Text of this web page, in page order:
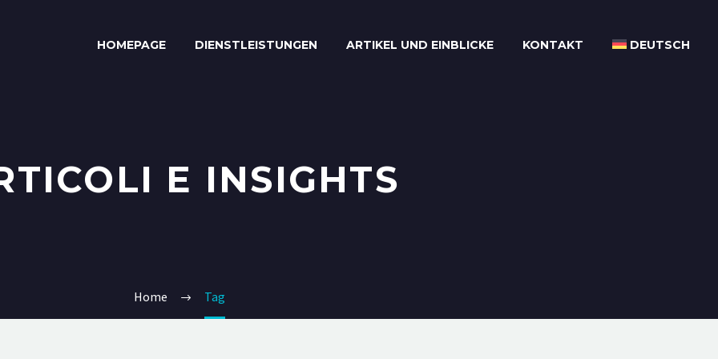
HOMEPAGE DIENSTLEISTUNGEN ARTIKEL UND EINBLICKE KONTAKT DEUTSCH
E INSIGHTS
Home Tag